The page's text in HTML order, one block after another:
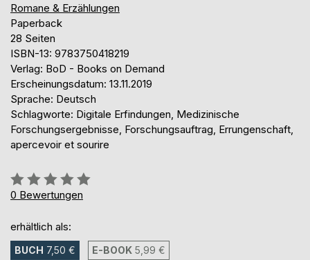
Romane & Erzählungen
Paperback
28 Seiten
ISBN-13: 9783750418219
Verlag: BoD - Books on Demand
Erscheinungsdatum: 13.11.2019
Sprache: Deutsch
Schlagworte: Digitale Erfindungen, Medizinische
Forschungsergebnisse, Forschungsauftrag, Errungenschaft,
apercevoir et sourire
Bewertung::
0%
0 Bewertungen
erhältlich als:
BUCH 7,50 € E-BOOK 5,99 €